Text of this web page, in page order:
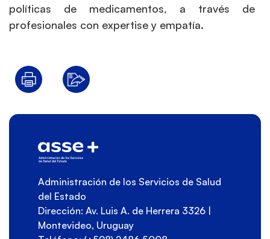
políticas de medicamentos, a través de
profesionales con expertise y empatía.
Administración de los Servicios de Salud
del Estado
Dirección: Av. Luis A. de Herrera 3326 |
Montevideo, Uruguay